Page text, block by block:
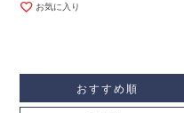
お気に入り
おすすめ順